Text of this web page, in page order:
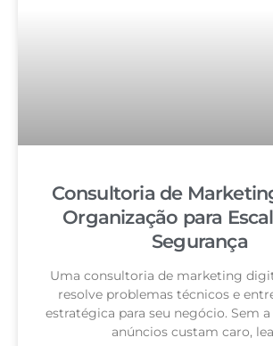
Consultoria de
Organização para
Segurança
Uma consultoria de marketing
resolve problemas técnicos e
estratégica para seu negócio. Sem
anúncios custam caro,